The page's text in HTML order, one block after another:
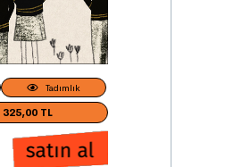
Tadımlık
325,00 TL